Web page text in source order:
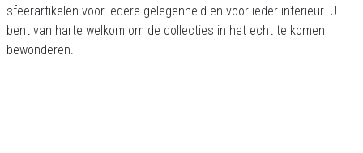
sfeerartikelen voor iedere gelegenheid en voor ieder interieur. U
bent van harte welkom om de collecties in het echt te komen
bewonderen.